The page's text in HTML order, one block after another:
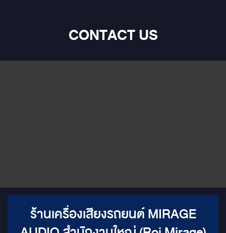
CONTACT US
ร้านเครื่องเสียงรถยนต์ MIRAGE